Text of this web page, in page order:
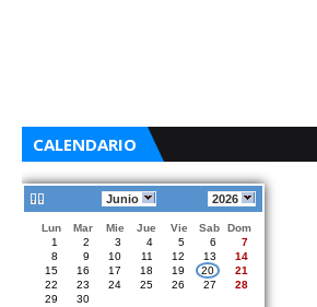
CALENDARIO
Junio 2026
Lun Mar Mie Jue Vie Sab
Dom
1
2 3 4 5 6
7
8
9 10 11 12 13
14
15
16 17 18 19 20
21
22
23 24 25 26 27
28
29
30